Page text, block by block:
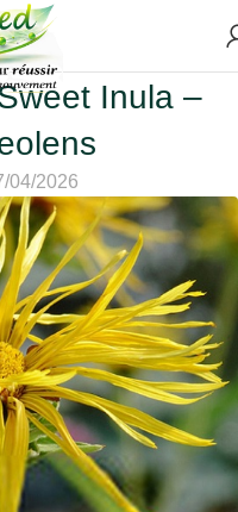
Inula –
04/2026